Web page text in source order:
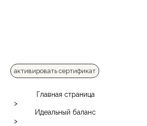
активировать сертификат
Главная страница
>
Идеальный баланс
>